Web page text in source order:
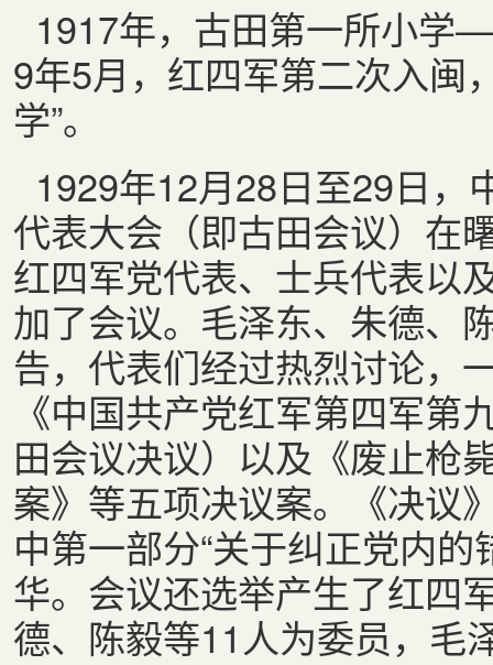
1917年，古田第一所小学
9年5月，红四军第二次入闽
学”。
1929年12月28日至29日，
代表大会（即古田会议）在
红四军党代表、士兵代表以
加了会议。毛泽东、朱德、
告，代表们经过热烈讨论，
《中国共产党红军第四军
田会议决议）以及《废止枪
案》等五项决议案。《决议
中第一部分“关于纠正党内
华。会议还选举产生了红四
德、陈毅等11人为委员，毛